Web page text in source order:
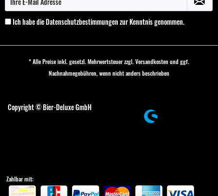
Ich habe dieDatenschutzbestimmungenzur Kenntnis genommen.
* Alle Preise inkl. gesetzl. Mehrwertsteuer zzgl. Versandkostenund ggf.
Nachnahmegebühren, wenn nicht anders beschrieben
Copyright © Bier-Deluxe GmbH
Zahlbar mit: